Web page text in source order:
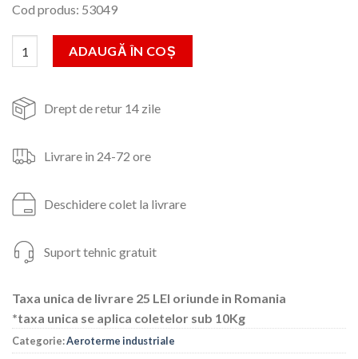
a
fost:
299lei.
190lei.
Cod produs: 53049
Cantitate Aeroterma electrica INTENSIV, 230V PRO 2kW PTC
ADAUGĂ ÎN COȘ
Drept de retur 14 zile
Livrare in 24-72 ore
Deschidere colet la livrare
Suport tehnic gratuit
Taxa unica de livrare 25 LEI oriunde in Romania
*taxa unica se aplica coletelor sub 10Kg
Categorie:Aeroterme industriale